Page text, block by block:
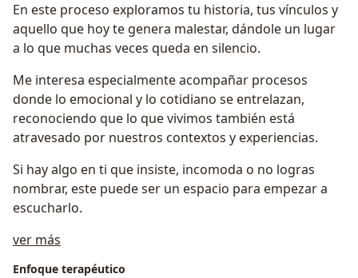
En este proceso exploramos tu historia, tus vínculos y
aquello que hoy te genera malestar, dándole un lugar
a lo que muchas veces queda en silencio.
Me interesa especialmente acompañar procesos
donde lo emocional y lo cotidiano se entrelazan,
reconociendo que lo que vivimos también está
atravesado por nuestros contextos y experiencias.
Si hay algo en ti que insiste, incomoda o no logras
nombrar, este puede ser un espacio para empezar a
escucharlo.
ver más
Enfoque terapéutico